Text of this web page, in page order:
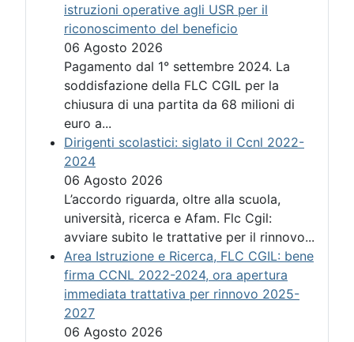
istruzioni operative agli USR per il
riconoscimento del beneficio
06 Agosto 2026
Pagamento dal 1° settembre 2024. La
soddisfazione della FLC CGIL per la
chiusura di una partita da 68 milioni di
euro a...
Dirigenti scolastici: siglato il Ccnl 2022-
2024
06 Agosto 2026
L’accordo riguarda, oltre alla scuola,
università, ricerca e Afam. Flc Cgil:
avviare subito le trattative per il rinnovo...
Area Istruzione e Ricerca, FLC CGIL: bene
firma CCNL 2022-2024, ora apertura
immediata trattativa per rinnovo 2025-
2027
06 Agosto 2026